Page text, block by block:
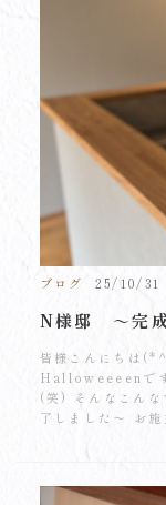
ブログ 25/10/31
N様邸 ～完
皆様こんにちは
Halloweeeenです
(笑) そんなこん
了しました～ お